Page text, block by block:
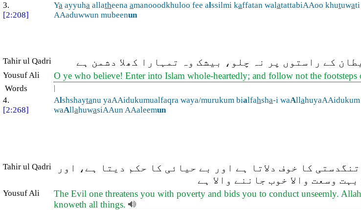
3.
[2:208]
Ya ayyuha allatheena amanooodkhuloo fee alssilmi kaffatan walatattabiAAoo khutuwati
AAaduwwun mubeenun
Tahir ul Qadri کے راستوں پر نہ چلو، بیشک وہ تمہارا کھلا دشمن ہے
Yousuf Ali O ye who believe! Enter into Islam whole-heartedly; and follow not the
Words |
4.
[2:268]
Alshshaytanu yaAAidukumualfaqra waya/murukum bialfahsha-i waAlla
waAllahuwasiAAun AAaleemun
Tahir ul Qadri
کا خوف دلاتا ہے اور بے حیائی کا حکم دیتا ہے، اور
وسعت والا خوب جاننے والا ہے
Yousuf Ali
The Evil one threatens you with poverty and bids you to conduct unseemly.
knoweth all things.